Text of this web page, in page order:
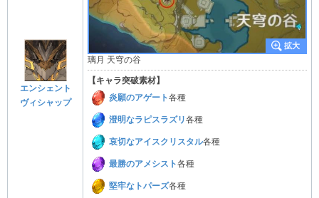
エンシェント
ヴィシャップ
璃月 天穹の谷
【キャラ突破素材】
炎願のアゲート各種
澄明なラピスラズリ各種
哀切なアイスクリスタル各種
最勝のアメシスト各種
堅牢なトパーズ各種